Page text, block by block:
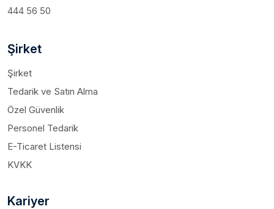
444 56 50
Şirket
Şirket
Tedarik ve Satın Alma
Özel Güvenlik
Personel Tedarik
E-Ticaret Listensi
KVKK
Kariyer